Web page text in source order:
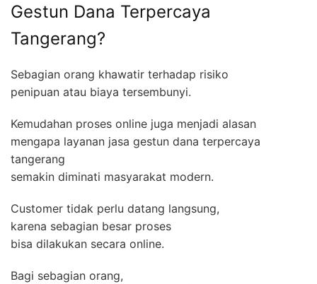
Gestun Dana Terpercaya
Tangerang?
Sebagian orang khawatir terhadap risiko
penipuan atau biaya tersembunyi.
Kemudahan proses online juga menjadi alasan
mengapa layanan jasa gestun dana terpercaya
tangerang
semakin diminati masyarakat modern.
Customer tidak perlu datang langsung,
karena sebagian besar proses
bisa dilakukan secara online.
Bagi sebagian orang,